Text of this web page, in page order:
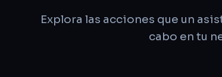
Explora las acciones que un
cabo en tu